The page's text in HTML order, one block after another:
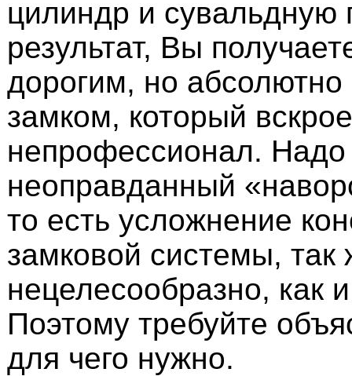
цилиндр и сувальдную
результат, Вы
дорогим, но абсолютно
замком, который
непрофессионал. Надо
неоправданный
то есть усложнение
замковой системы, так
нецелесообразно, как
Поэтому требуйте
для чего нужно.